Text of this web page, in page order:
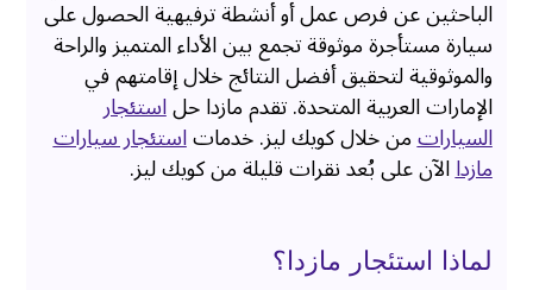
الباحثين عن فرص عمل أو أنشطة ترفيهية الحصول على
سيارة مستأجرة موثوقة تجمع بين الأداء المتميز والراحة
والموثوقية لتحقيق أفضل النتائج خلال إقامتهم في
الإمارات العربية المتحدة. تقدم مازدا حلاستئجار
السياراتمن خلال كويك ليز. خدماتاستئجار سيارات
مازداالآن على بُعد نقرات قليلة من كويك ليز.
لماذا استئجار مازدا؟